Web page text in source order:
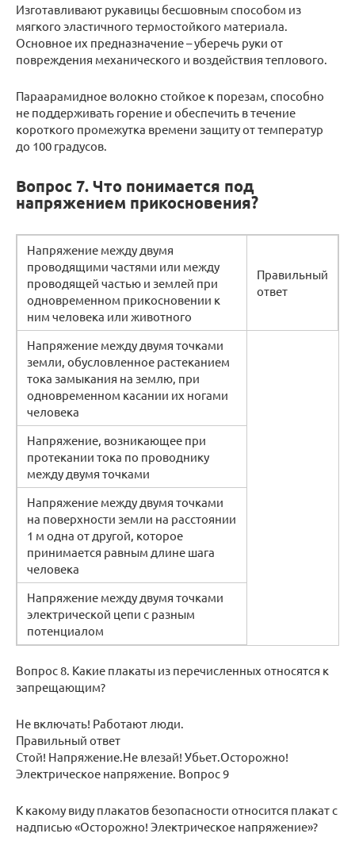
Изготавливают рукавицы бесшовным способом из
мягкого эластичного термостойкого материала.
Основное их предназначение – уберечь руки от
повреждения механического и воздействия теплового.
Параарамидное волокно стойкое к порезам, способно
не поддерживать горение и обеспечить в течение
короткого промежутка времени защиту от температур
до 100 градусов.
Вопрос 7. Что понимается под
напряжением прикосновения?
Напряжение между двумя
проводящими частями или между
проводящей частью и землей при
одновременном прикосновении к
ним человека или животного
Правильный
ответ
Напряжение между двумя точками
земли, обусловленное растеканием
тока замыкания на землю, при
одновременном касании их ногами
человека
Напряжение, возникающее при
протекании тока по проводнику
между двумя точками
Напряжение между двумя точками
на поверхности земли на расстоянии
1 м одна от другой, которое
принимается равным длине шага
человека
Напряжение между двумя точками
электрической цепи с разным
потенциалом
Вопрос 8. Какие плакаты из перечисленных относятся к
запрещающим?
Не включать! Работают люди.
Правильный ответ
Стой! Напряжение.Не влезай! Убьет.Осторожно!
Электрическое напряжение. Вопрос 9
К какому виду плакатов безопасности относится плакат с
надписью «Осторожно! Электрическое напряжение»?